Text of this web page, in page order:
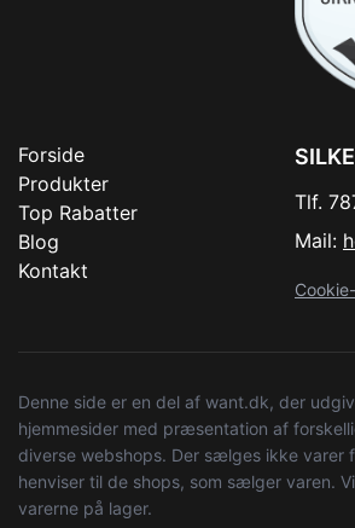
Forside
Produkter
Top Rabatter
Blog
Kontakt
Tlf.
Mail:
Denne side er en del af want.dk, der
hjemmesider med præsentation af
diverse webshops. Der sælges ikke varer
henviser til de shops, som sælger varen.
varerne på lager.